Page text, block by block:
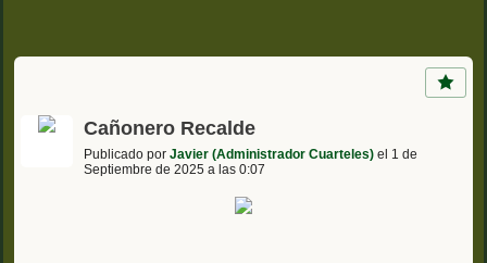
Cañonero Recalde
Publicado por Javier (Administrador Cuarteles) el 1 de
Septiembre de 2025 a las 0:07